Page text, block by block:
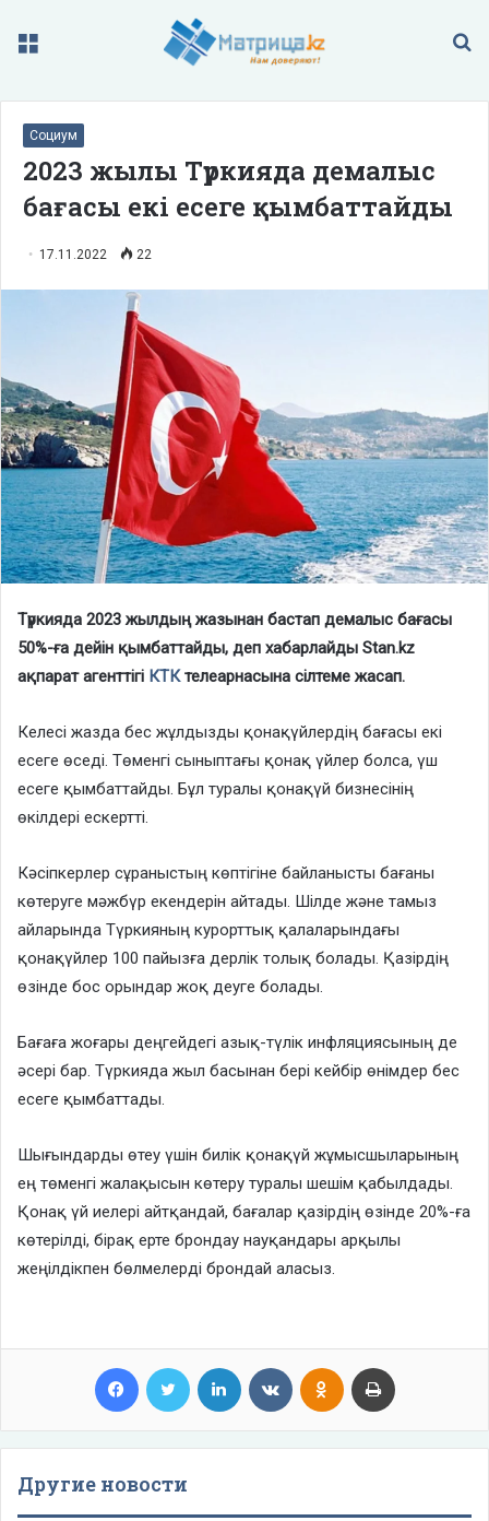
Меню
Социум
2023 жылы Түркияда демалыс
бағасы екі есеге қымбаттайды
17.11.2022 22
Түркияда 2023 жылдың жазынан бастап демалыс бағасы
50%-ға дейін қымбаттайды, деп хабарлайды Stan.kz
ақпарат агенттігі КТКтелеарнасына сілтеме жасап.
Келесі жазда бес жұлдызды қонақүйлердің бағасы екі
есеге өседі. Төменгі сыныптағы қонақ үйлер болса, үш
есеге қымбаттайды. Бұл туралы қонақүй бизнесінің
өкілдері ескертті.
Кәсіпкерлер сұраныстың көптігіне байланысты бағаны
көтеруге мәжбүр екендерін айтады. Шілде және тамыз
айларында Түркияның курорттық қалаларындағы
қонақүйлер 100 пайызға дерлік толық болады. Қазірдің
өзінде бос орындар жоқ деуге болады.
Бағаға жоғары деңгейдегі азық-түлік инфляциясының де
әсері бар. Түркияда жыл басынан бері кейбір өнімдер бес
есеге қымбаттады.
Шығындарды өтеу үшін билік қонақүй жұмысшыларының
ең төменгі жалақысын көтеру туралы шешім қабылдады.
Қонақ үй иелері айтқандай, бағалар қазірдің өзінде 20%-ға
көтерілді, бірақ ерте брондау науқандары арқылы
жеңілдікпен бөлмелерді брондай аласыз.
Facebook Twitter LinkedIn VKontakteOdnoklassniki
Другие новости